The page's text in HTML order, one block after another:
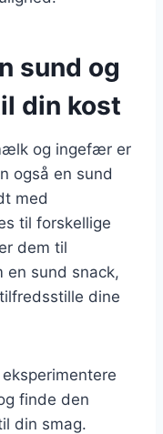
sund og
din kost
og ingefær er
også en sund
med
til forskellige
dem til
en sund snack,
dine
finde den
din smag.